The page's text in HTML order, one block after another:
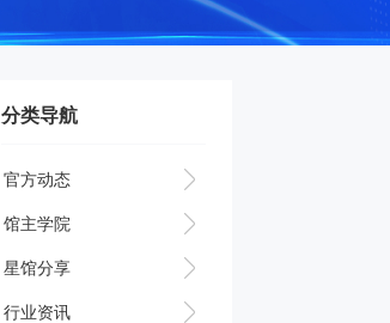
分类导航
官方动态
馆主学院
星馆分享
行业资讯